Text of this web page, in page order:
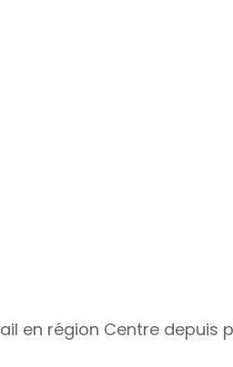
en région Centre depuis